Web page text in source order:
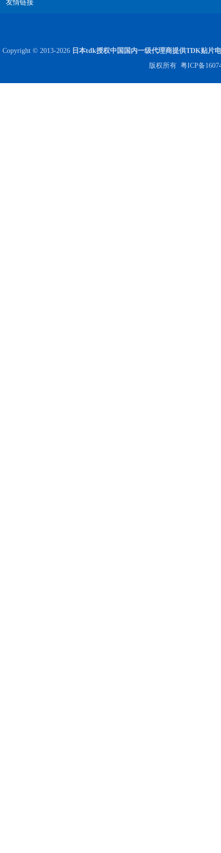
高压贴片电容2220 2KV X7R 0.01UF封装
友情链接
Copyright © 2013-2026 日本tdk授权中国国内一级代理商提供TDK贴片
版权所有 粤ICP备